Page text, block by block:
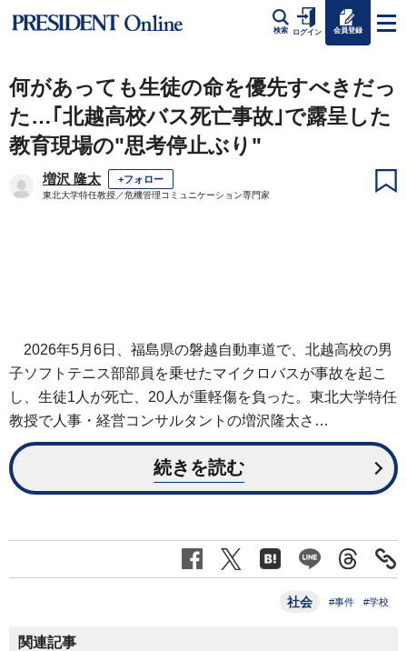
検索 ログイン 会員登録
何があっても生徒の命を優先すべきだっ
た…｢北越高校バス死亡事故｣で露呈した
教育現場の"思考停止ぶり"
増沢 隆太 +フォロー
東北大学特任教授／危機管理コミュニケーション専門家
2026年5月6日、福島県の磐越自動車道で、北越高校の男
子ソフトテニス部部員を乗せたマイクロバスが事故を起こ
し、生徒1人が死亡、20人が重軽傷を負った。東北大学特任
教授で人事・経営コンサルタントの増沢隆太さ…
続きを読む
社会 #事件 #学校
関連記事